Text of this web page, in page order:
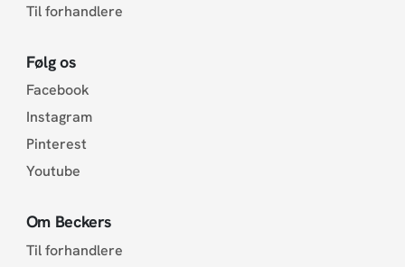
Til forhandlere
Følg os
Facebook
Instagram
Pinterest
Youtube
Om Beckers
Til forhandlere